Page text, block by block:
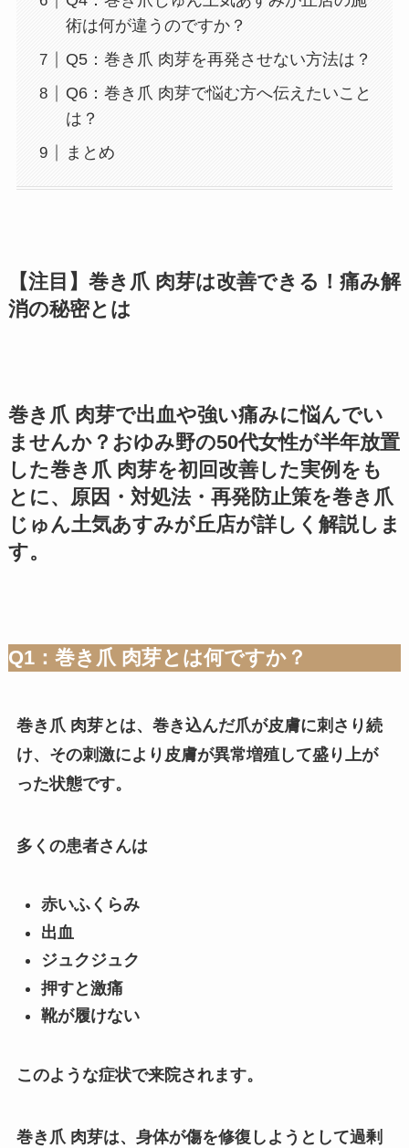
術は何が違うのですか？
Q5：巻き爪 肉芽を再発させない方法は？
Q6：巻き爪 肉芽で悩む方へ伝えたいこと
は？
まとめ
【注目】巻き爪 肉芽は改善できる！痛み解
消の秘密とは
巻き爪 肉芽で出血や強い痛みに悩んでい
ませんか？おゆみ野の50代女性が半年放置
した巻き爪 肉芽を初回改善した実例をも
とに、原因・対処法・再発防止策を巻き爪
じゅん土気あすみが丘店が詳しく解説しま
す。
Q1：巻き爪 肉芽とは何ですか？
巻き爪 肉芽とは、巻き込んだ爪が皮膚に刺さり続
け、その刺激により皮膚が異常増殖して盛り上が
った状態です。
多くの患者さんは
赤いふくらみ
出血
ジュクジュク
押すと激痛
靴が履けない
このような症状で来院されます。
巻き爪 肉芽は、身体が傷を修復しようとして過剰